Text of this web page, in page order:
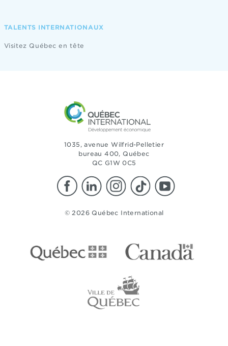
TALENTS INTERNATIONAUX
Visitez Québec en tête
1035, avenue Wilfrid-Pelletier
bureau 400, Québec
QC G1W 0C5
© 2026 Québec International